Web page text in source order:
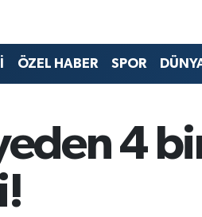
ÖZEL HABER SPOR
4